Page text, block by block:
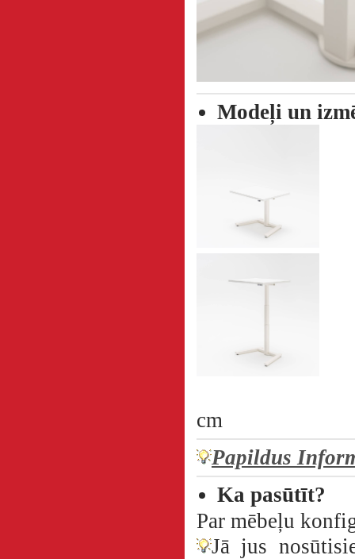
Modeļi un
cm
Papildus
Ka pasūtīt?
Par mēbeļu
Jā jus